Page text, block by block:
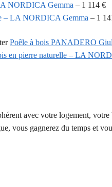
NORDICA Gemma – 1 114 €
– LA NORDICA Gemma – 1
Poêle à bois PANADERO
en pierre naturelle – LA
avec votre logement,
vous gagnerez du temps et